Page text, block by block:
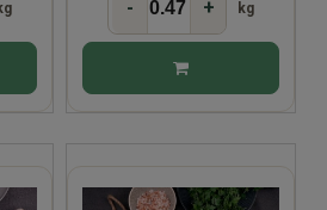
- + kg